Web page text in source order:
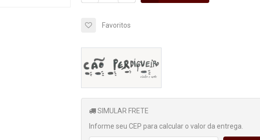
Favoritos
SIMULAR FRETE
Informe seu CEP para calcular o valor da entrega.